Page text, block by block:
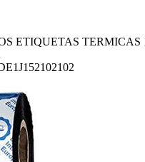
ETIQUETAS